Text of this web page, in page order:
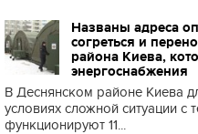
Названы адреса
согреться и
района Киева,
энергоснабжения
В Деснянском районе Киева
условиях сложной ситуации с
функционируют 11...